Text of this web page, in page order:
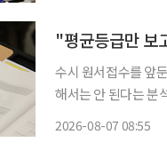
수시 원서접수를 앞
해서는 안 된다는 분
2026-08-07 08:55